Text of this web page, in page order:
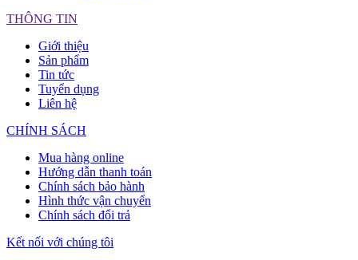
THÔNG TIN
Giới thiệu
Sản phẩm
Tin tức
Tuyển dụng
Liên hệ
CHÍNH SÁCH
Mua hàng online
Hướng dẫn thanh toán
Chính sách bảo hành
Hình thức vận chuyển
Chính sách đổi trả
Kết nối với chúng tôi